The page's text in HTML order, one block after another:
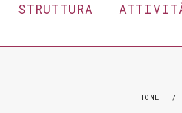
STRUTTURA
HOME /